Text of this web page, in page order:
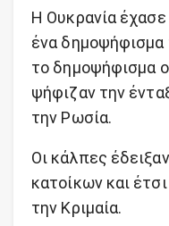
Η Ουκρανία
ένα
το δημοψήφισμα
ψήφιζαν την
την Ρωσία.
Οι κάλπες
κατοίκων και
την Κριμαία.